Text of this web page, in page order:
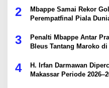
2
Mbappe Samai Rekor
Perempatfinal Piala
3
Penalti Mbappe Antar
Bleus Tantang Maroko
4
H. Irfan Darmawan
Makassar Periode